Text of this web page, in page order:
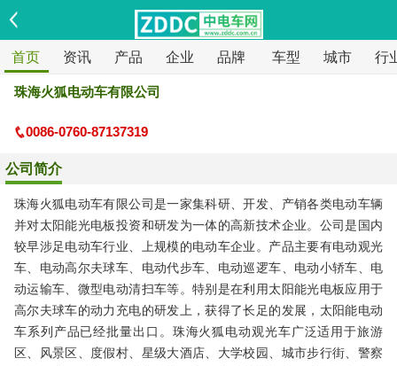
首页 资讯 产品 企业 品牌 车型 城市 行
珠海火狐电动车有限公司
0086-0760-87137319
公司简介
珠海火狐电动车有限公司是一家集科研、开发、产销各类电动车辆
并对太阳能光电板投资和研发为一体的高新技术企业。公司是国内
较早涉足电动车行业、上规模的电动车企业。产品主要有电动观光
车、电动高尔夫球车、电动代步车、电动巡逻车、电动小轿车、电
动运输车、微型电动清扫车等。特别是在利用太阳能光电板应用于
高尔夫球车的动力充电的研发上，获得了长足的发展，太阳能电动
车系列产品已经批量出口。珠海火狐电动观光车广泛适用于旅游
区、风景区、度假村、星级大酒店、大学校园、城市步行街、警察